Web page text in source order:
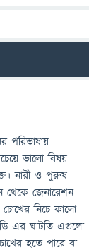
পরিভাষায়
ভালো বিষয়
নারী ও পুরুষ
জেনারেশন
নিচে কালো
ডি-এর ঘাটতি এগুলো
হতে পারে বা